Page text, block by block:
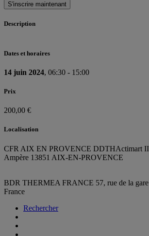
S'inscrire maintenant
Description
Dates et horaires
14 juin 2024, 06:30 - 15:00
Prix
200,00 €
Localisation
CFR AIX EN PROVENCE DDTHActimart
Ampère 13851 AIX-EN-PROVENCE
BDR THERMEA FRANCE 57, rue de la gare
France
Rechercher